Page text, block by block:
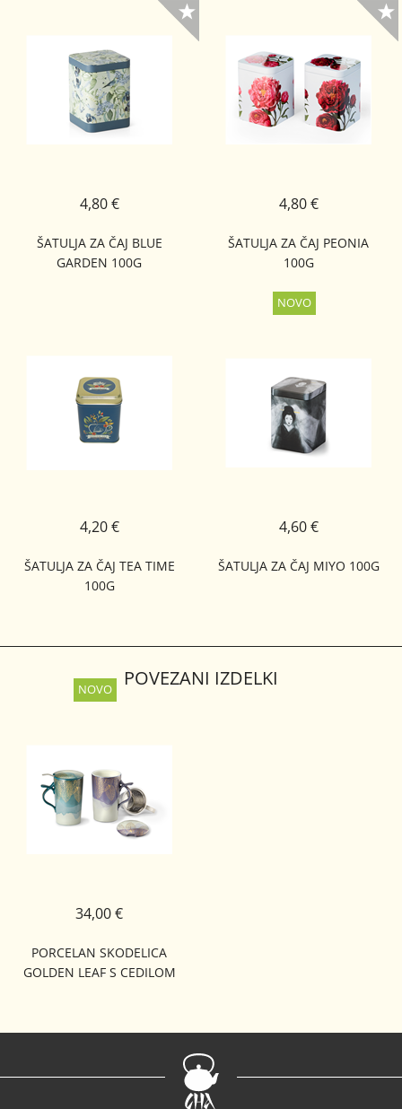
ŠATULJA ZA ČAJ BLUE
GARDEN 100G
4,80 €
ŠATULJA ZA ČAJ PEONIA
100G
4,80 €
ŠATULJA ZA ČAJ TEA TIME
100G
4,20 €
ŠATULJA ZA ČAJ MIYO 100G
4,60 €
POVEZANI IZDELKI
PORCELAN SKODELICA
GOLDEN LEAF S CEDILOM
34,00 €